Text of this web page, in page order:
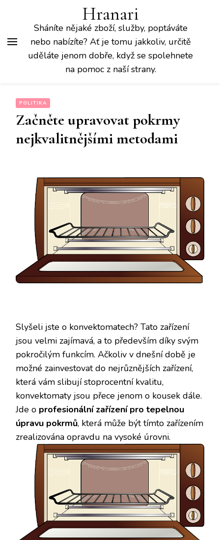
Hranari
Sháníte nějaké zboží, služby, poptáváte
nebo nabízíte? Ať je tomu jakkoliv, určitě
uděláte jenom dobře, když se spolehnete
na pomoc z naší strany.
POLITIKA
Začněte upravovat pokrmy
nejkvalitnějšími metodami
Slyšeli jste o konvektomatech? Tato zařízení
jsou velmi zajímavá, a to především díky svým
pokročilým funkcím. Ačkoliv v dnešní době je
možné zainvestovat do nejrůznějších zařízení,
která vám slibují stoprocentní kvalitu,
konvektomaty jsou přece jenom o kousek dále.
Jde o profesionální zařízení pro tepelnou
úpravu pokrmů, která může být tímto zařízením
zrealizována opravdu na vysoké úrovni.